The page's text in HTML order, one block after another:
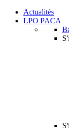
Actualités
LPO PACA